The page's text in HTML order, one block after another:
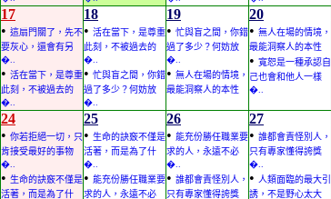
17
• 這扇門關了，先不
要灰心，還會有另
�..
• 活在當下，是尊重
此刻，不被過去的
�..
18
• 活在當下，是尊重
此刻，不被過去的
�..
• 忙與盲之間，你錯
過了多少？何妨放
�..
19
• 忙與盲之間，你錯
過了多少？何妨放
�..
• 無人在場的情境，
最能洞察人的本性
20
• 無人在場的情境，
最能洞察人的本性
• 寬恕是一種承認自
己也會和他人一樣
�..
24
• 你若拒絕一切，只
肯接受最好的事物
�..
• 生命的訣竅不僅是
活著，而是為了什
25
• 生命的訣竅不僅是
活著，而是為了什
�..
• 能充份勝任職業要
求的人，永遠不必
26
• 能充份勝任職業要
求的人，永遠不必
�..
• 誰都會責怪別人，
只有專家懂得誇獎
27
• 誰都會責怪別人，
只有專家懂得誇獎
�..
• 人類面臨的最大引
誘，不是野心太大